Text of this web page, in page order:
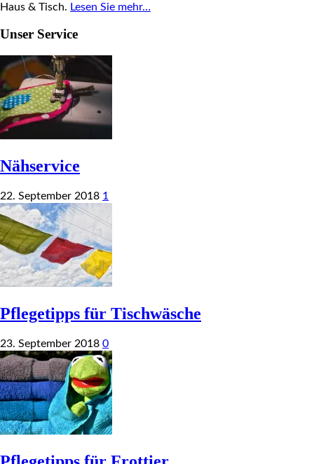
Haus & Tisch. Lesen Sie mehr…
Unser Service
Nähservice
22. September 2018 1
Pflegetipps für Tischwäsche
23. September 2018 0